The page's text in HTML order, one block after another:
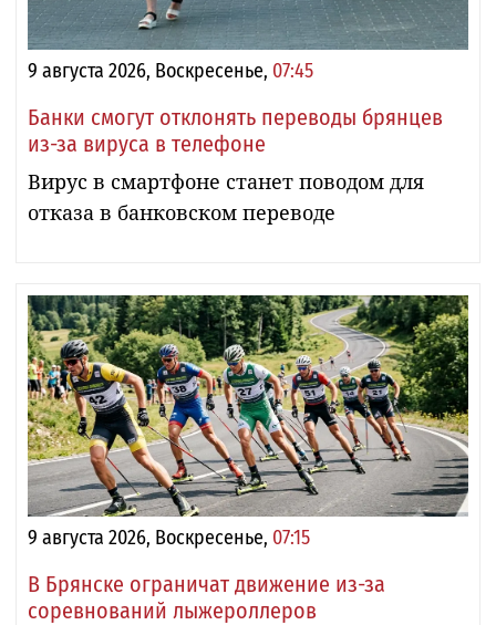
9 августа 2026, Воскресенье, 07:45
Банки смогут отклонять переводы брянцев
из-за вируса в телефоне
Вирус в смартфоне станет поводом для
отказа в банковском переводе
9 августа 2026, Воскресенье, 07:15
В Брянске ограничат движение из-за
соревнований лыжероллеров